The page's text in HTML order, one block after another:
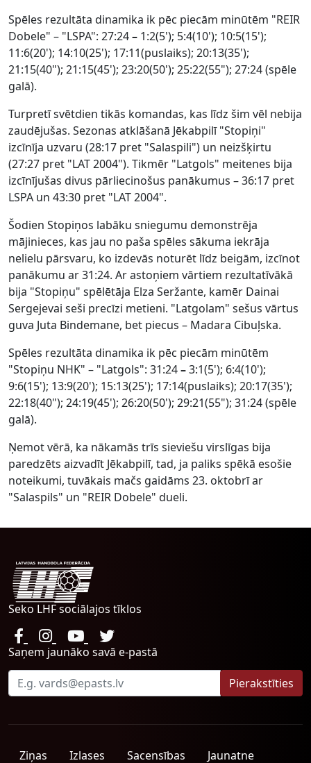
Spēles rezultāta dinamika ik pēc piecām minūtēm "REIR
Dobele" – "LSPA": 27:24– 1:2(5'); 5:4(10'); 10:5(15');
11:6(20'); 14:10(25'); 17:11(puslaiks); 20:13(35');
21:15(40"); 21:15(45'); 23:20(50'); 25:22(55"); 27:24 (spēle
galā).
Turpretī svētdien tikās komandas, kas līdz šim vēl nebija
zaudējušas. Sezonas atklāšanā Jēkabpilī "Stopiņi"
izcīnīja uzvaru (28:17 pret "Salaspili") un neizšķirtu
(27:27 pret "LAT 2004"). Tikmēr "Latgols" meitenes bija
izcīnījušas divus pārliecinošus panākumus – 36:17 pret
LSPA un 43:30 pret "LAT 2004".
Šodien Stopiņos labāku sniegumu demonstrēja
mājinieces, kas jau no paša spēles sākuma iekrāja
nelielu pārsvaru, ko izdevās noturēt līdz beigām, izcīnot
panākumu ar 31:24. Ar astoņiem vārtiem rezultatīvākā
bija "Stopiņu" spēlētāja Elza Seržante, kamēr Dainai
Sergejevai seši precīzi metieni. "Latgolam" sešus vārtus
guva Juta Bindemane, bet piecus – Madara Cibuļska.
Spēles rezultāta dinamika ik pēc piecām minūtēm
"Stopiņu NHK" – "Latgols": 31:24–3:1(5'); 6:4(10');
9:6(15'); 13:9(20'); 15:13(25'); 17:14(puslaiks); 20:17(35');
22:18(40"); 24:19(45'); 26:20(50'); 29:21(55"); 31:24 (spēle
galā).
Ņemot vērā, ka nākamās trīs sieviešu virslīgas bija
paredzēts aizvadīt Jēkabpilī, tad, ja paliks spēkā esošie
noteikumi, tuvākais mačs gaidāms 23. oktobrī ar
"Salaspils" un "REIR Dobele" dueli.
Seko LHF sociālajos tīklos
Saņem jaunāko savā e-pastā
Ziņas Izlases Sacensības Jaunatne